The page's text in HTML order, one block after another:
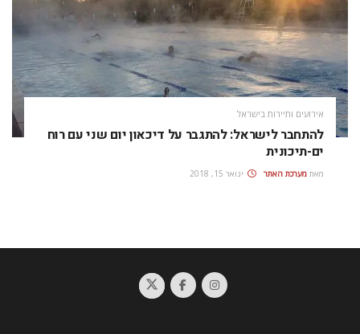
אירועים ותיירות בישראל
להתחבר לישראל: להתגבר על דיכאון יום שני עם רוח
ים-תיכונית
מאת מערכת האתר ינואר 15, 2018